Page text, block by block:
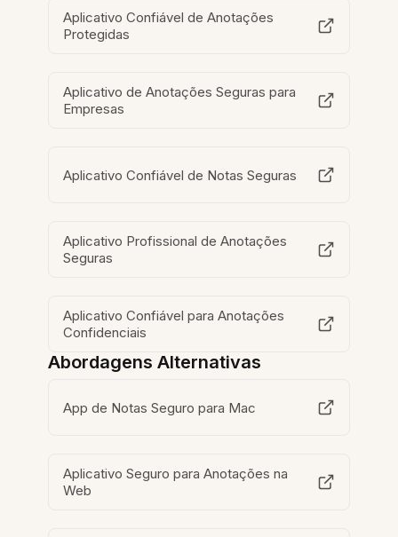
Aplicativo Confiável de Anotações
Protegidas
Aplicativo de Anotações Seguras para
Empresas
Aplicativo Confiável de Notas Seguras
Aplicativo Profissional de Anotações
Seguras
Aplicativo Confiável para Anotações
Confidenciais
Abordagens Alternativas
App de Notas Seguro para Mac
Aplicativo Seguro para Anotações na
Web